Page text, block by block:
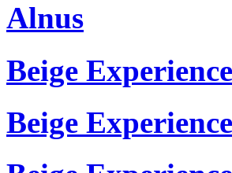
Alnus
Beige Experience
Beige